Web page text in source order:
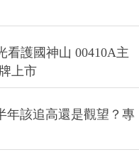
看護國神山 00410A主
上市
年該追高還是觀望？專